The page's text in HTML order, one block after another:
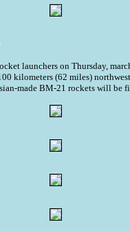
launchers on Thursday,
kilometers (62 miles)
made BM-21 rockets will be